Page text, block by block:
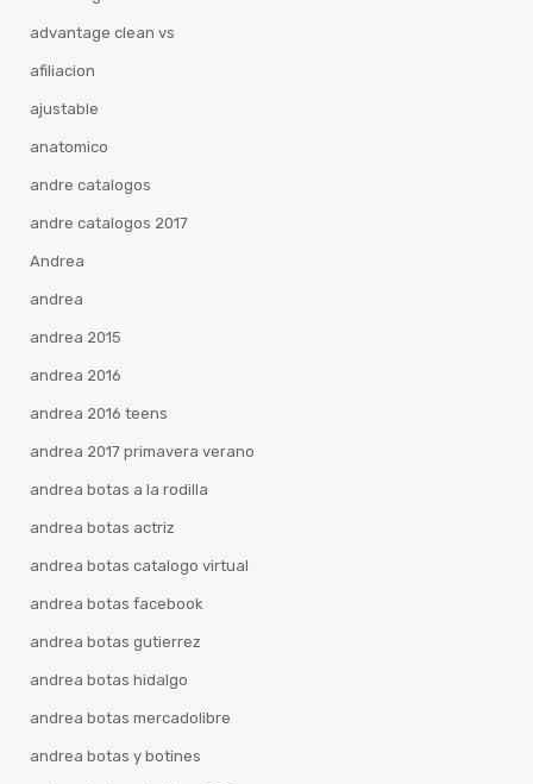
advantage clean vs
afiliacion
ajustable
anatomico
andre catalogos
andre catalogos 2017
Andrea
andrea
andrea 2015
andrea 2016
andrea 2016 teens
andrea 2017 primavera verano
andrea botas a la rodilla
andrea botas actriz
andrea botas catalogo virtual
andrea botas facebook
andrea botas gutierrez
andrea botas hidalgo
andrea botas mercadolibre
andrea botas y botines